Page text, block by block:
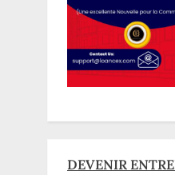
DEVENIR